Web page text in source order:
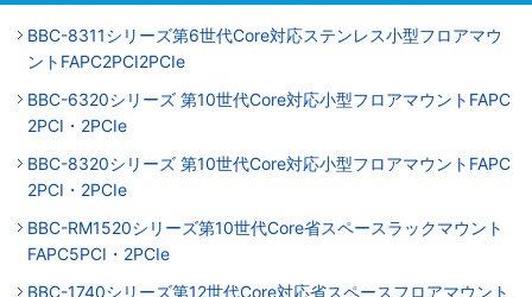
BBC-8311シリーズ第6世代Core対応ステンレス小型フロアマウ
ントFAPC2PCI2PCIe
BBC-6320シリーズ 第10世代Core対応小型フロアマウントFAPC
2PCI・2PCIe
BBC-8320シリーズ 第10世代Core対応小型フロアマウントFAPC
2PCI・2PCIe
BBC-RM1520シリーズ第10世代Core省スペースラックマウント
FAPC5PCI・2PCIe
BBC-1740シリーズ第12世代Core対応省スペースフロアマウント